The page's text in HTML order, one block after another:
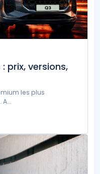
prix, versions,
les plus